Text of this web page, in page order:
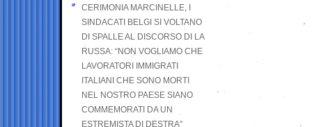
CERIMONIA MARCINELLE, I
SINDACATI BELGI SI VOLTANO
DI SPALLE AL DISCORSO DI LA
RUSSA: “NON VOGLIAMO CHE
LAVORATORI IMMIGRATI
ITALIANI CHE SONO MORTI
NEL NOSTRO PAESE SIANO
COMMEMORATI DA UN
ESTREMISTA DI DESTRA”